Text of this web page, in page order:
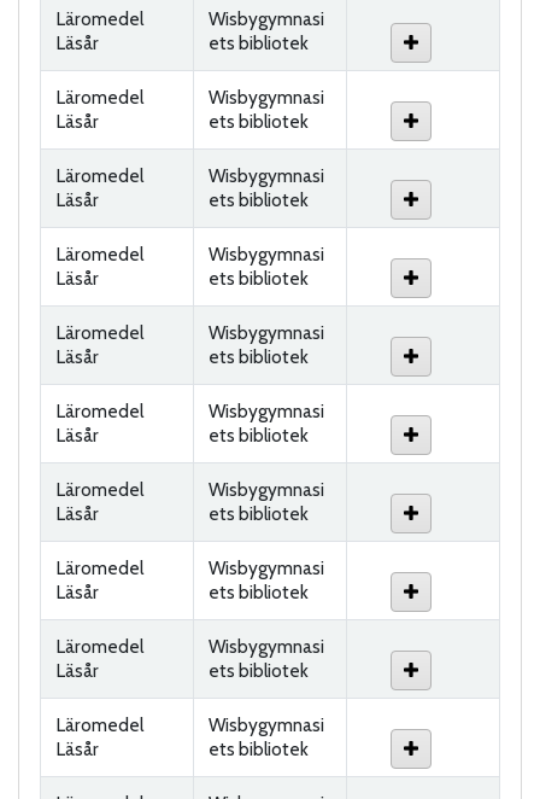
Läromedel
Läsår
Wisbygymnasi
ets bibliotek
Läromedel
Läsår
Wisbygymnasi
ets bibliotek
Läromedel
Läsår
Wisbygymnasi
ets bibliotek
Läromedel
Läsår
Wisbygymnasi
ets bibliotek
Läromedel
Läsår
Wisbygymnasi
ets bibliotek
Läromedel
Läsår
Wisbygymnasi
ets bibliotek
Läromedel
Läsår
Wisbygymnasi
ets bibliotek
Läromedel
Läsår
Wisbygymnasi
ets bibliotek
Läromedel
Läsår
Wisbygymnasi
ets bibliotek
Läromedel
Läsår
Wisbygymnasi
ets bibliotek